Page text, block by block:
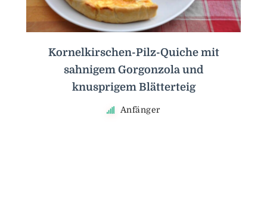
Kornelkirschen-Pilz-Quiche mit
sahnigem Gorgonzola und
knusprigem Blätterteig
Anfänger